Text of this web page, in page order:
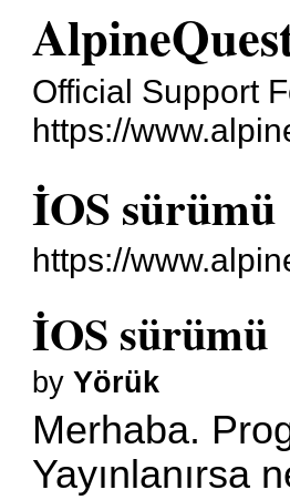
Official Support
https://
İOS sürümü
https://
İOS sürümü
byYörük
Merhaba.
Yayınlanırsa